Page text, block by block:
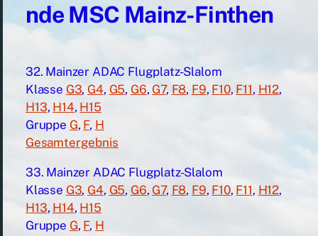
nde MSC Mainz-Finthen
32. Mainzer ADAC Flugplatz-Slalom
Klasse G3, G4, G5, G6, G7, F8, F9, F10, F11, H12,
H13, H14, H15
Gruppe G, F, H
Gesamtergebnis
33. Mainzer ADAC Flugplatz-Slalom
Klasse G3, G4, G5, G6, G7, F8, F9, F10, F11, H12,
H13, H14, H15
Gruppe G, F, H